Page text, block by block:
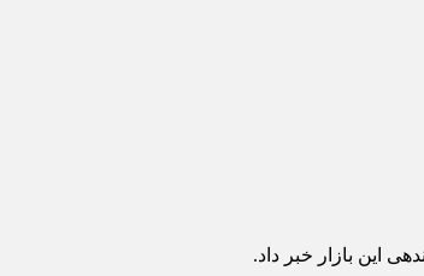
این بازار خبر داد.